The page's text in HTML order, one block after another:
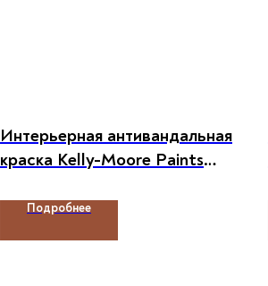
Интерьерная антивандальная
краска Kelly-Moore Paints
Подробнее